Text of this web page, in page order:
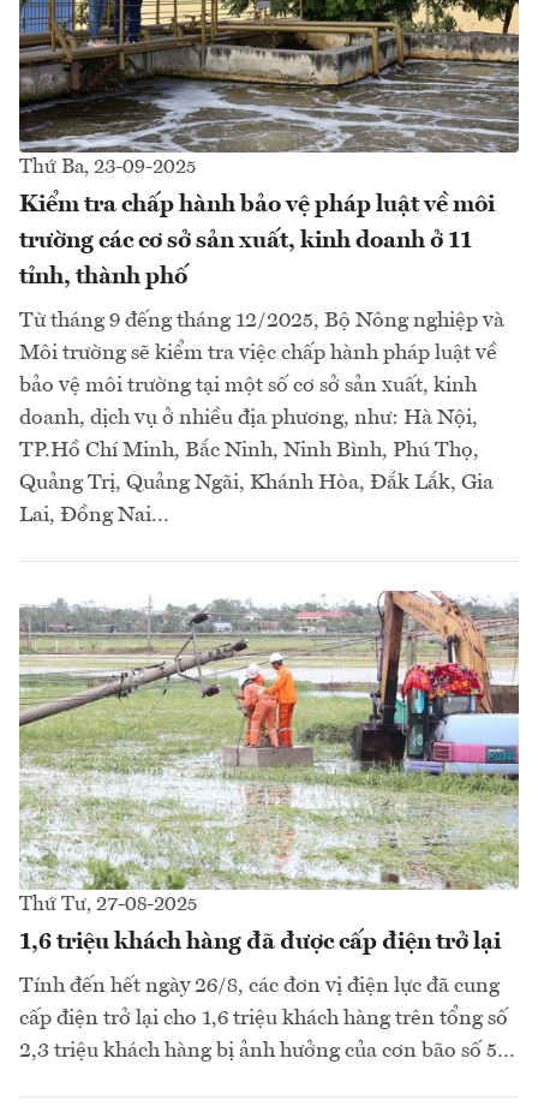
Thứ Ba, 23-09-2025
Kiểm tra chấp hành bảo vệ pháp luật về môi
trường các cơ sở sản xuất, kinh doanh ở 11
tỉnh, thành phố
Từ tháng 9 đếng tháng 12/2025, Bộ Nông nghiệp và
Môi trường sẽ kiểm tra việc chấp hành pháp luật về
bảo vệ môi trường tại một số cơ sở sản xuất, kinh
doanh, dịch vụ ở nhiều địa phương, như: Hà Nội,
TP.Hồ Chí Minh, Bắc Ninh, Ninh Bình, Phú Thọ,
Quảng Trị, Quảng Ngãi, Khánh Hòa, Đắk Lắk, Gia
Lai, Đồng Nai...
Thứ Tư, 27-08-2025
1,6 triệu khách hàng đã được cấp điện trở lại
Tính đến hết ngày 26/8, các đơn vị điện lực đã cung
cấp điện trở lại cho 1,6 triệu khách hàng trên tổng số
2,3 triệu khách hàng bị ảnh hưởng của cơn bão số 5…